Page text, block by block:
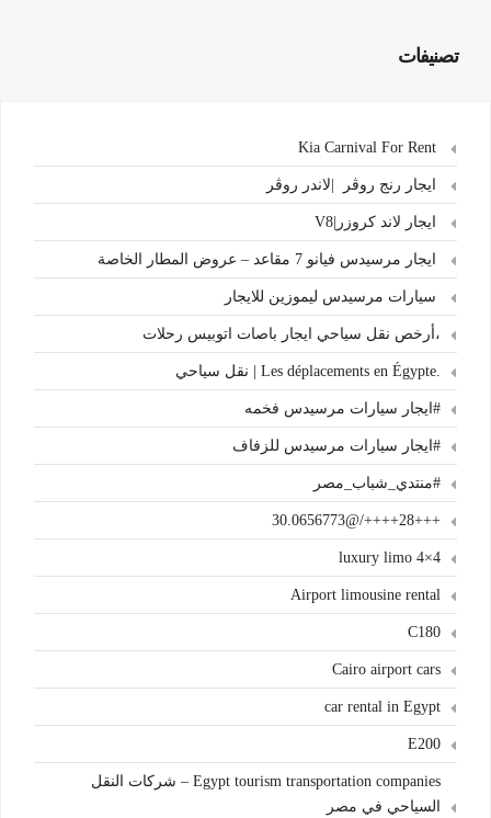
تصنيفات
ايجار رنج روڤر |لاندر روڤر
ايجار لاند كروزر|V8
ايجار مرسيدس فيانو 7 مقاعد – عروض المطار الخاصة
سيارات مرسيدس ليموزين للايجار
،أرخص نقل سياحي ايجار باصات اتوبيس رحلات
.Les déplacements en Égypte | نقل سياحي
#ايجار سيارات مرسيدس فخمه
#ايجار سيارات مرسيدس للزفاف
#منتدي_شباب_مصر
+++28++++/@30.0656773
4×4 luxury limo
Airport limousine rental
C180
Cairo airport cars
car rental in Egypt
E200
Egypt tourism transportation companies – شركات النقل
السياحي في مصر